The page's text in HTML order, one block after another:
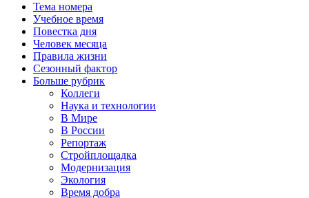
Тема номера
Учебное время
Повестка дня
Человек месяца
Правила жизни
Сезонный фактор
Больше рубрик
Коллеги
Наука и технологии
В Мире
В России
Репортаж
Стройплощадка
Модернизация
Экология
Время добра